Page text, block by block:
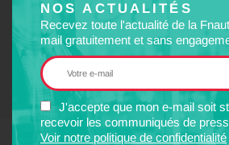
NOS ACTUALITÉS
Recevez toute l'actualité de la
mail gratuitement et sans
J'accepte que mon e-mail soit
recevoir les communiqués de
Voir notre politique de confidentialité